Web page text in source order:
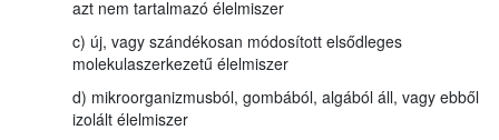
azt nem tartalmazó élelmiszer
c) új, vagy szándékosan módosított elsődleges
molekulaszerkezetű élelmiszer
d) mikroorganizmusból, gombából, algából áll, vagy ebből
izolált élelmiszer